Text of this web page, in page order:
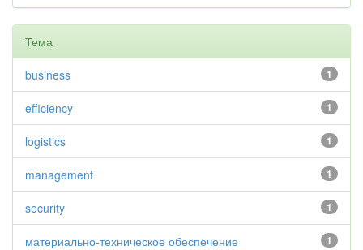
Тема
1
business
1
efficiency
1
logistics
1
management
1
security
1
материально-техническое обеспечение